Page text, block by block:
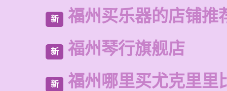
新 福州买乐器的店铺推
新 福州琴行旗舰店
新 福州哪里买尤克里里